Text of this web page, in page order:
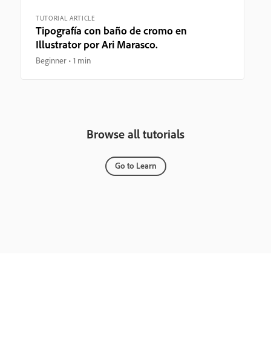
TUTORIAL ARTICLE
Tipografía con baño de cromo en
Illustrator por Ari Marasco.
Beginner 1 min
Browse all tutorials
Go to Learn